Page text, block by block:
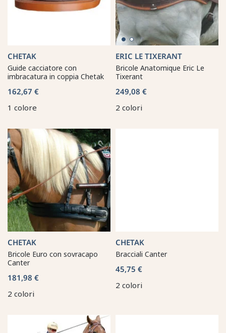
CHETAK
Guide cacciatore con
imbracatura in coppia Chetak
162,67 €
1 colore
ERIC LE TIXERANT
Bricole Anatomique Eric Le
Tixerant
249,08 €
2 colori
CHETAK
Bricole Euro con sovracapo
Canter
181,98 €
2 colori
CHETAK
Bracciali Canter
45,75 €
2 colori